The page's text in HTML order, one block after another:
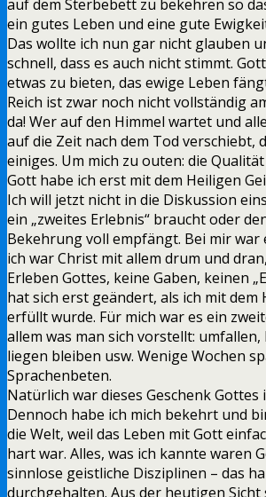
auf dem Sterbebett zu bekehren so
ein gutes Leben und eine gute
Das wollte ich nun gar nicht glauben
schnell, dass es auch nicht stimmt.
etwas zu bieten, das ewige Leben
Reich ist zwar noch nicht vollständig
da! Wer auf den Himmel wartet und
auf die Zeit nach dem Tod verschiebt,
einiges. Um mich zu outen: die
Gott habe ich erst mit dem Heiligen
Ich will jetzt nicht in die Diskussion
ein „zweites Erlebnis“ braucht oder
Bekehrung voll empfängt. Bei mir war
ich war Christ mit allem drum und
Erleben Gottes, keine Gaben, keinen
hat sich erst geändert, als ich mit dem
erfüllt wurde. Für mich war es ein
allem was man sich vorstellt: umfallen,
liegen bleiben usw. Wenige Wochen
Sprachenbeten.
Natürlich war dieses Geschenk Gottes
Dennoch habe ich mich bekehrt und
die Welt, weil das Leben mit Gott
hart war. Alles, was ich kannte waren
sinnlose geistliche Disziplinen – das
durchgehalten. Aus der heutigen Sicht